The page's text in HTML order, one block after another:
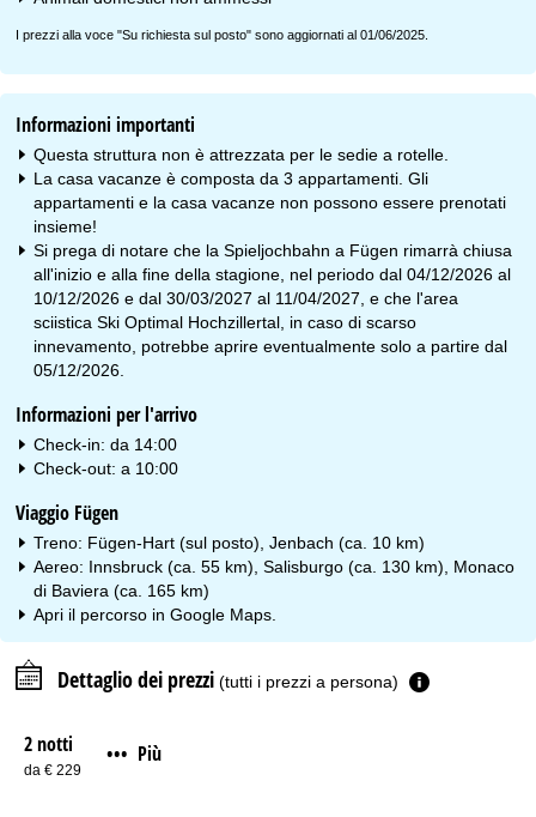
I prezzi alla voce "Su richiesta sul posto" sono aggiornati al 01/06/2025.
Informazioni importanti
Questa struttura non è attrezzata per le sedie a rotelle.
La casa vacanze è composta da 3 appartamenti. Gli
appartamenti e la casa vacanze non possono essere prenotati
insieme!
Si prega di notare che la Spieljochbahn a Fügen rimarrà chiusa
all'inizio e alla fine della stagione, nel periodo dal 04/12/2026 al
10/12/2026 e dal 30/03/2027 al 11/04/2027, e che l'area
sciistica Ski Optimal Hochzillertal, in caso di scarso
innevamento, potrebbe aprire eventualmente solo a partire dal
05/12/2026.
Informazioni per l'arrivo
Check-in: da 14:00
Check-out: a 10:00
Viaggio Fügen
Treno: Fügen-Hart (sul posto), Jenbach (ca. 10 km)
Aereo: Innsbruck (ca. 55 km), Salisburgo (ca. 130 km), Monaco
di Baviera (ca. 165 km)
Apri il percorso inGoogle Maps
Dettaglio dei prezzi (tutti i prezzi a persona)
2 notti
da € 229
••• Più